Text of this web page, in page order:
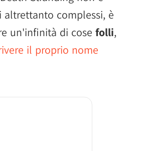
complessi, è
un'infinità di cose folli,
il proprio nome